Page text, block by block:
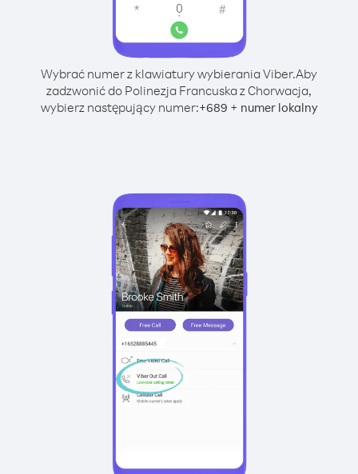
Wybrać numer z klawiatury wybierania Viber.Aby
zadzwonić do Polinezja Francuska z Chorwacja,
wybierz następujący numer:+689 + numer lokalny